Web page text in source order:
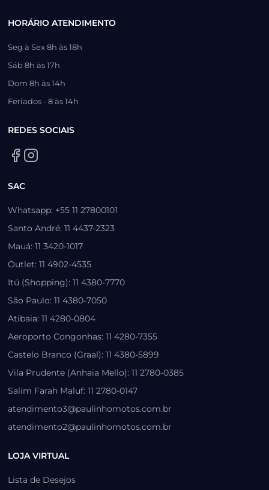
HORÁRIO ATENDIMENTO
Seg à Sex 8h às 18h
Sáb 8h às 17h
Dom 8h às 14h
Feriados - 8 às 14h
REDES SOCIAIS
SAC
Whatsapp: +55 11 27800101
Santo André: 11 4437-2323
Mauá: 11 3420-1017
Outlet: 11 4902-4535
Itú (Shopping): 11 4380-7770
São Paulo: 11 4380-7050
Atibaia: 11 4280-0804
Aeroporto Congonhas: 11 4280-7355
Castelo Branco (Graal): 11 4380-5899
Vila Prudente (Anhaia Mello): 11 2780-0385
Salim Farah Maluf: 11 2780-0147
atendimento3@paulinhomotos.com.br
atendimento2@paulinhomotos.com.br
LOJA VIRTUAL
Lista de Desejos